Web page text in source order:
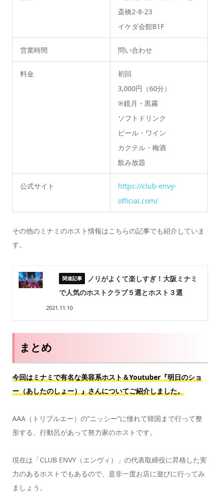
斎橋2-8-23
イケダ会館B1F
営業時間 問い合わせ
料金
初回
3,000円（60分）
※鏡月・黒霧
ソフトドリンク
ビール・ワイン
カクテル・梅酒
飲み放題
公式サイト
https://club-envy-
official.com/
その他のミナミのホスト情報はこちらの記事でも紹介していま
す。
ノリがよくて楽しすぎ！大阪ミナミ
で人気のホストクラブ５選とホスト３選
2021.11.10
まとめ
今回はミナミで有名な美容系ホスト＆Youtuber『明日のショ
ー（あしたのしょー）』さんについてご紹介しました。
AAA（トリプルエー）の”ニッシー”に憧れて韓国まで行って整
形する、行動呂があって努力家のホストです。
現在は「CLUB ENVY（エンヴィ）」の代表取締役に昇格した実
力のあるホストでもあるので、是非一度お店に遊びに行ってみ
ましょう。